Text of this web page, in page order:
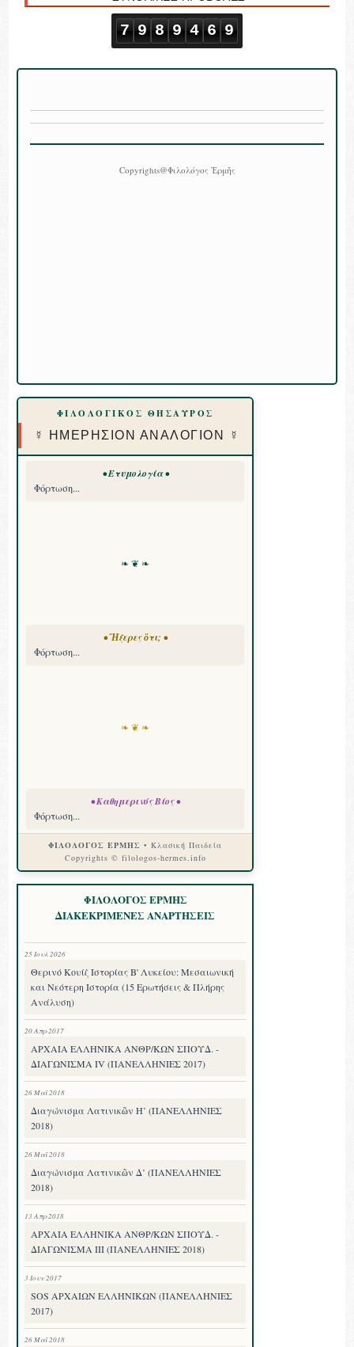
7 9 8 9 4 6 9
Copyrights@Φιλολόγος Ἑρμῆς
ΦΙΛΟΛΟΓΙΚΟΣ ΘΗΣΑΥΡΟΣ
☿ ΗΜΕΡΗΣΙΟΝ ΑΝΑΛΟΓΙΟΝ ☿
• Ετυμολογία •
Φόρτωση...
❧ ❦ ❧
• Ἤξερες ὅτι; •
Φόρτωση...
❧ ❦ ❧
• Καθημερινός Βίος •
Φόρτωση...
ΦΙΛΟΛΟΓΟΣ ΕΡΜΗΣ • Κλασική Παιδεία
Copyrights © filologos-hermes.info
ΦΙΛΟΛΟΓΟΣ ΕΡΜΗΣ
ΔΙΑΚΕΚΡΙΜΕΝΕΣ ΑΝΑΡΤΗΣΕΙΣ
25 Ιουλ 2026
Θερινό Κουίζ Ιστορίας Β' Λυκείου: Μεσαιωνική
και Νεότερη Ιστορία (15 Ερωτήσεις & Πλήρης
Ανάλυση)
20 Απρ 2017
ΑΡΧΑΙΑ ΕΛΛΗΝΙΚΑ ΑΝΘΡ/ΚΩΝ ΣΠΟΥΔ. -
ΔΙΑΓΩΝΙΣΜΑ IV (ΠΑΝΕΛΛΗΝΙΕΣ 2017)
26 Μαΐ 2018
Διαγώνισμα Λατινικῶν Η’ (ΠΑΝΕΛΛΗΝΙΕΣ
2018)
26 Μαΐ 2018
Διαγώνισμα Λατινικῶν Δ’ (ΠΑΝΕΛΛΗΝΙΕΣ
2018)
13 Απρ 2018
ΑΡΧΑΙΑ ΕΛΛΗΝΙΚΑ ΑΝΘΡ/ΚΩΝ ΣΠΟΥΔ. -
ΔΙΑΓΩΝΙΣΜΑ III (ΠΑΝΕΛΛΗΝΙΕΣ 2018)
3 Ιουν 2017
SOS ΑΡΧΑΙΩΝ ΕΛΛΗΝΙΚΩΝ (ΠΑΝΕΛΛΗΝΙΕΣ
2017)
26 Μαΐ 2018